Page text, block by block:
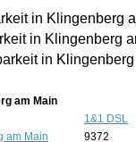
in Klingenberg
in Klingenberg
in
am Main
1&1 DSL
am Main
9372